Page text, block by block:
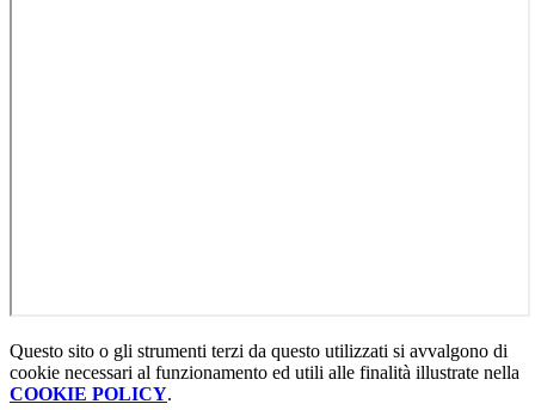
Questo sito o gli strumenti terzi da questo utilizzati si avvalgono di
cookie necessari al funzionamento ed utili alle finalità illustrate nella
COOKIE POLICY.